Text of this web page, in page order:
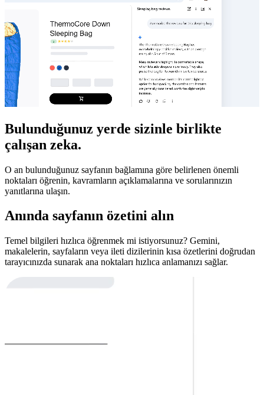
Bulunduğunuz yerde sizinle birlikte
çalışan zeka.
O an bulunduğunuz sayfanın bağlamına göre belirlenen önemli
noktaları öğrenin, kavramların açıklamalarına ve sorularınızın
yanıtlarına ulaşın.
Anında sayfanın özetini alın
Temel bilgileri hızlıca öğrenmek mi istiyorsunuz? Gemini,
makalelerin, sayfaların veya ileti dizilerinin kısa özetlerini doğrudan
tarayıcınızda sunarak ana noktaları hızlıca anlamanızı sağlar.